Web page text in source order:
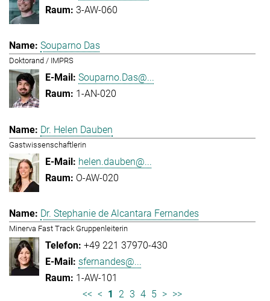
3-AW-060
Souparno Das
Doktorand / IMPRS
Souparno.Das@...
1-AN-020
Dr. Helen Dauben
Gastwissenschaftlerin
helen.dauben@...
O-AW-020
Dr. Stephanie de Alcantara Fernandes
Minerva Fast Track Gruppenleiterin
+49 221 37970-430
sfernandes@...
1-AW-101
<< < 1 2 3 4 5 > >>